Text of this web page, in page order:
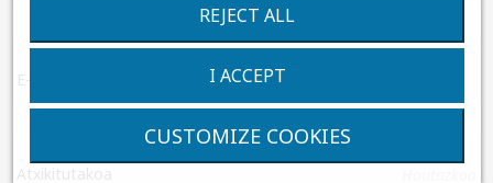
REJECT ALL
I ACCEPT
CUSTOMIZE COOKIES